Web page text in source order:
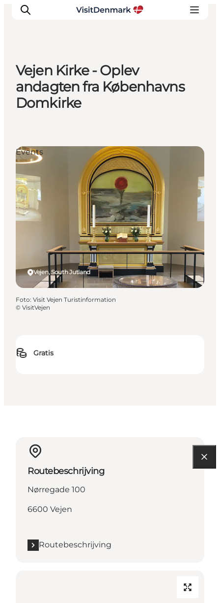
Inspiratie
Bestemmingen
Wat te doen
Vejen Kirke - Oplev
andagten fra Københavns
Domkirke
Gratis
Vejen, South Jutland
Events
Foto: Visit Vejen Turistinformation
© VisitVejen
Routebeschrijving
Nørregade 100
6600 Vejen
Routebeschrijving